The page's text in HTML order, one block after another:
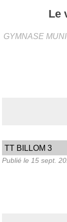
Le
GYMNASE
TT BILLOM 3
Publié le 15 sept.